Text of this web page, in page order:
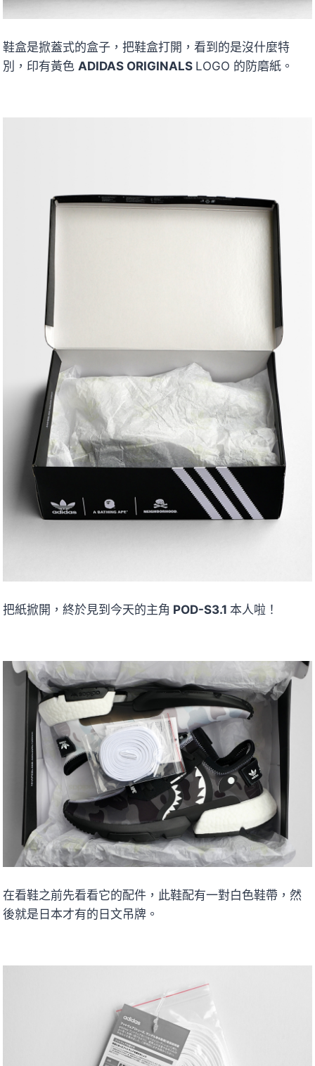
鞋盒是掀蓋式的盒子，把鞋盒打開，看到的是沒什麼特
別，印有黃色 ADIDAS ORIGINALS LOGO 的防磨紙。
把紙掀開，終於見到今天的主角 POD-S3.1 本人啦！
在看鞋之前先看看它的配件，此鞋配有一對白色鞋帶，然
後就是日本才有的日文吊牌。